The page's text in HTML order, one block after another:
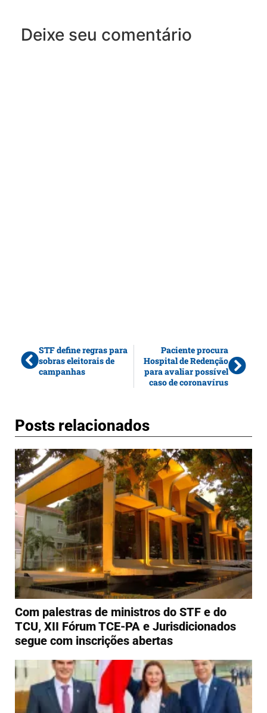
Deixe seu comentário
STF define regras para
sobras eleitorais de
campanhas
Paciente procura
Hospital de Redenção
para avaliar possível
caso de coronavírus
Posts relacionados
Com palestras de ministros do STF e do
TCU, XII Fórum TCE-PA e Jurisdicionados
segue com inscrições abertas